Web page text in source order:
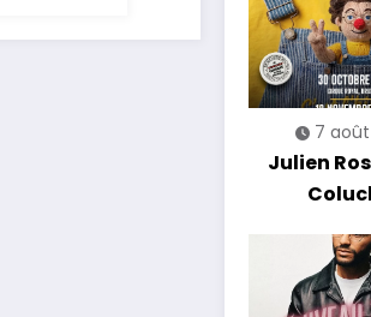
7
Julien